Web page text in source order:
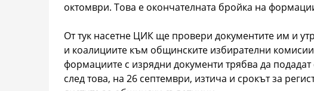
октомври. Това е окончателната бройка на
От тук насетне ЦИК ще провери документите им и
и коалициите към общинските избирателни
формациите с изрядни документи трябва да
след това, на 26 септември, изтича и срокът за